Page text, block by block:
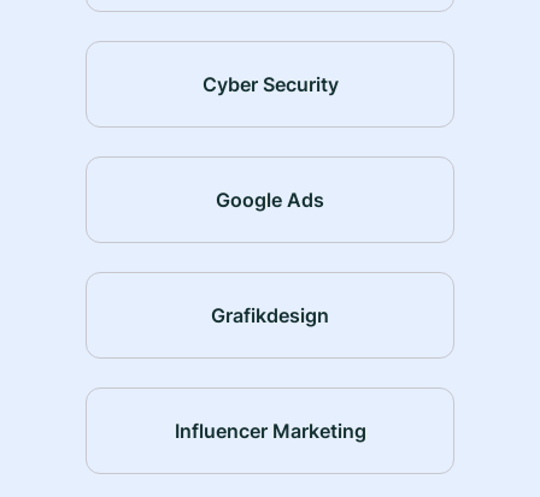
Cyber Security
Google Ads
Grafikdesign
Influencer Marketing